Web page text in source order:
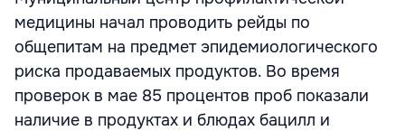
медицины начал проводить рейды по
общепитам на предмет эпидемиологического
риска продаваемых продуктов. Во время
проверок в мае 85 процентов проб показали
наличие в продуктах и блюдах бацилл и